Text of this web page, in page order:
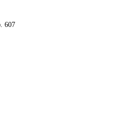
607